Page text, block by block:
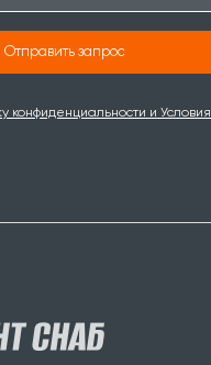
Отправить запрос
конфиденциальности и Условия